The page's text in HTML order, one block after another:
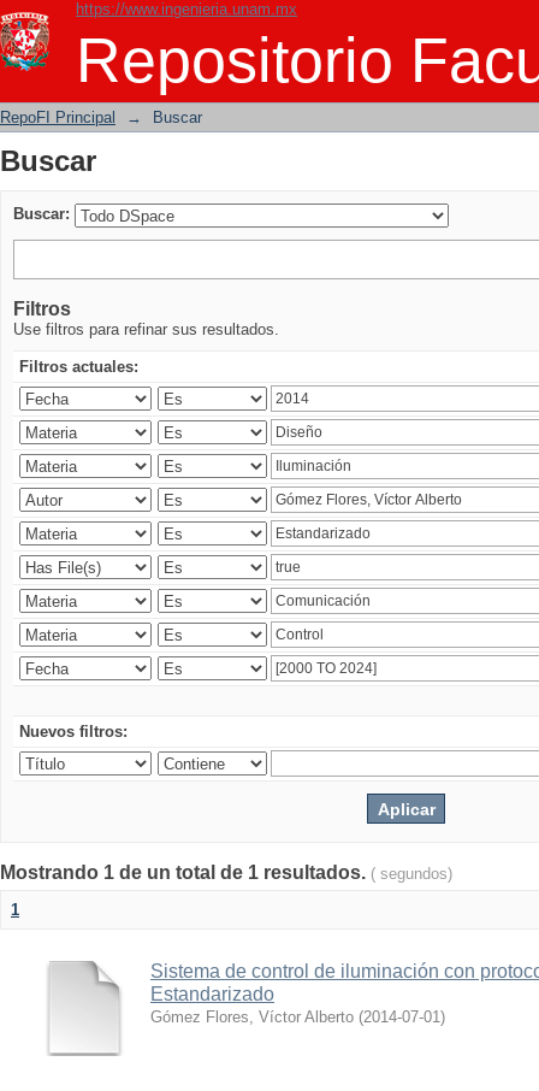
https://www.ingenieria.unam.mx
Repositorio
Buscar
RepoFI Principal → Buscar
Buscar
Buscar:
Filtros
Use filtros para refinar sus resultados.
Filtros actuales:
Nuevos filtros:
Mostrando 1 de un total de 1 resultados. ( segundos)
1
Sistema de control de iluminación con
Estandarizado
Gómez Flores, Víctor Alberto (2014-07-01)